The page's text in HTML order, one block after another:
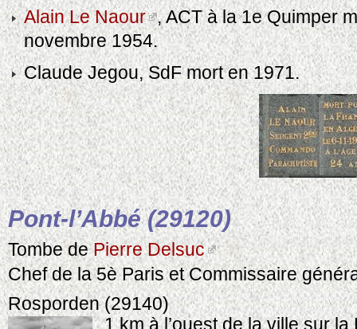
Alain Le Naour , ACT à la 1e Quimper
novembre 1954.
Claude Jegou, SdF mort en 1971.
Pont-l’Abbé (29120)
Tombe dePierre Delsuc
Chef de la 5è Paris et Commissaire
Rosporden (29140)
1 km à l’ouest de la ville sur